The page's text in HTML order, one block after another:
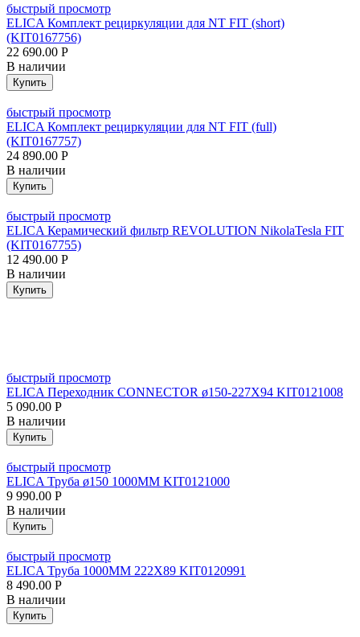
быстрый просмотр
ELICA Комплект рециркуляции для NT FIT (short)
(KIT0167756)
22 690.00 Р
В наличии
Купить
быстрый просмотр
ELICA Комплект рециркуляции для NT FIT (full)
(KIT0167757)
24 890.00 Р
В наличии
Купить
быстрый просмотр
ELICA Керамический фильтр REVOLUTION NikolaTesla FIT
(KIT0167755)
12 490.00 Р
В наличии
Купить
быстрый просмотр
ELICA Переходник CONNECTOR ø150-227X94 KIT0121008
5 090.00 Р
В наличии
Купить
быстрый просмотр
ELICA Труба ø150 1000MM KIT0121000
9 990.00 Р
В наличии
Купить
быстрый просмотр
ELICA Труба 1000MM 222X89 KIT0120991
8 490.00 Р
В наличии
Купить